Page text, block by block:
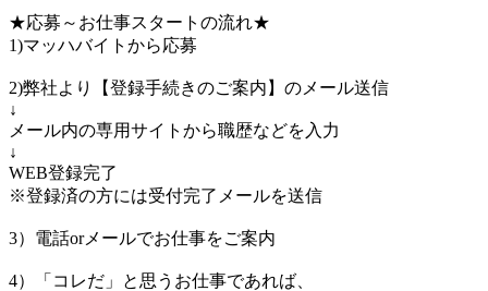
★応募～お仕事スタートの流れ★
1)マッハバイトから応募
2)弊社より【登録手続きのご案内】のメール送信
↓
メール内の専用サイトから職歴などを入力
↓
WEB登録完了
※登録済の方には受付完了メールを送信
3）電話orメールでお仕事をご案内
4）「コレだ」と思うお仕事であれば、